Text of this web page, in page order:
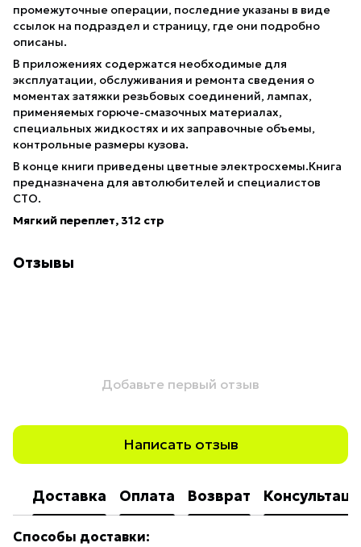
промежуточные операции, последние указаны в виде
ссылок на подраздел и страницу, где они подробно
описаны.
В приложениях содержатся необходимые для
эксплуатации, обслуживания и ремонта сведения о
моментах затяжки резьбовых соединений, лампах,
применяемых горюче-смазочных материалах,
специальных жидкостях и их заправочные объемы,
контрольные размеры кузова.
В конце книги приведены цветные электросхемы.Книга
предназначена для автолюбителей и специалистов
СТО.
Мягкий переплет, 312 стр
Отзывы
Добавьте первый отзыв
Написать отзыв
Доставка Оплата Возврат
Способы доставки: